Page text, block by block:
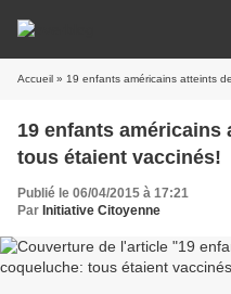
Accueil » 19 enfants américains atteints
19 enfants
tous étaient vaccinés!
Publié le 06/04/2015 à 17:21
Par Initiative Citoyenne